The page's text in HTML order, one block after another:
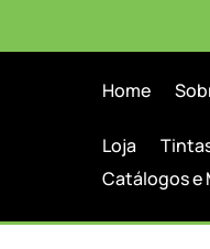
Home
Loja
Catálogos e